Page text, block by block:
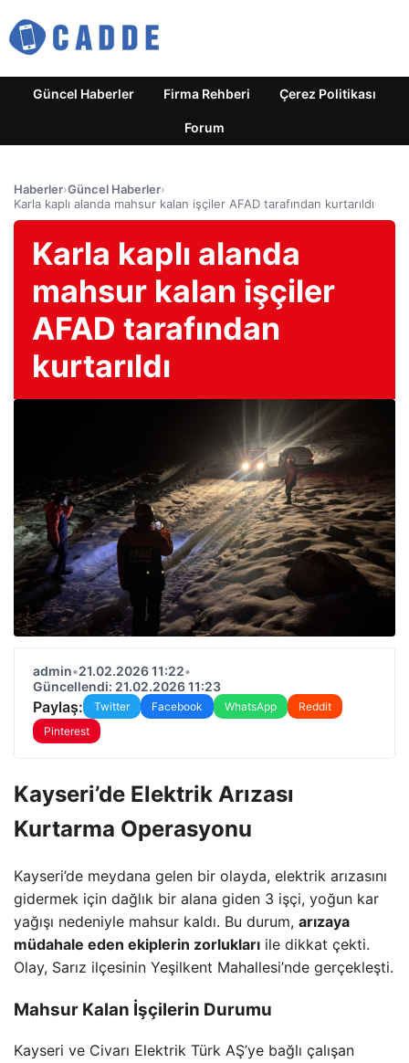
Güncel Haberler Firma Rehberi Çerez Politikası
Forum
Haberler›Güncel Haberler›
Karla kaplı alanda mahsur kalan işçiler AFAD tarafından kurtarıldı
Karla kaplı alanda
mahsur kalan işçiler
AFAD tarafından
kurtarıldı
admin•21.02.2026 11:22•
Güncellendi: 21.02.2026 11:23
Paylaş: Twitter Facebook WhatsApp
Reddit
Pinterest
Kayseri’de Elektrik Arızası
Kurtarma Operasyonu
Kayseri’de meydana gelen bir olayda, elektrik arızasını
gidermek için dağlık bir alana giden 3 işçi, yoğun kar
yağışı nedeniyle mahsur kaldı. Bu durum, arızaya
müdahale eden ekiplerin zorlukları ile dikkat çekti.
Olay, Sarız ilçesinin Yeşilkent Mahallesi’nde gerçekleşti.
Mahsur Kalan İşçilerin Durumu
Kayseri ve Civarı Elektrik Türk AŞ’ye bağlı çalışan